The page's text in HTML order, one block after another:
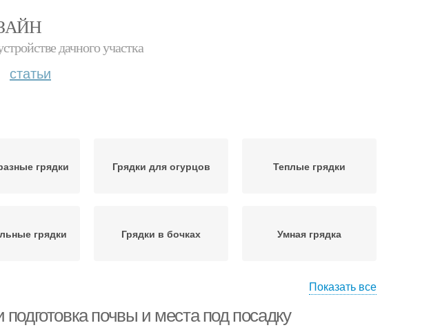
дачного участка
статьи
грядки Грядки для огурцов Теплые грядки
грядки Грядки в бочках Умная грядка
грядки
Показать все
почвы и места под посадку